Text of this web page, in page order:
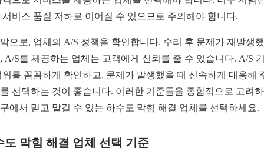
서비스 품질 저하로 이어질 수 있으므로 주의해야 합니다.
으로, 업체의 A/S 정책을 확인합니다. 수리 후 문제가 재발생
A/S를 제공하는 업체는 고객에게 신뢰를 줄 수 있습니다. A/S
위를 꼼꼼하게 확인하고, 문제가 발생했을 때 신속하게 대응해
선택하는 것이 좋습니다. 이러한 기준들을 종합적으로 고려
에서 믿고 맡길 수 있는 하수도 막힘 해결 업체를 선택하세요.
도 막힘 해결 업체 선택 기준